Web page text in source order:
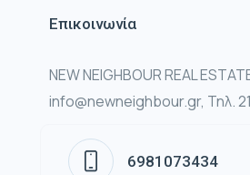
Επικοινωνία
NEW NEIGHBOUR REAL
info@newneighbour.gr, Τηλ.
6981073434